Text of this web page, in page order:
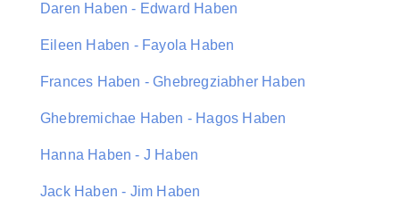
Daren Haben - Edward Haben
Eileen Haben - Fayola Haben
Frances Haben - Ghebregziabher Haben
Ghebremichae Haben - Hagos Haben
Hanna Haben - J Haben
Jack Haben - Jim Haben